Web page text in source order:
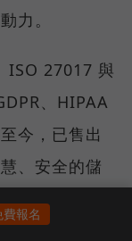
力。
ISO 27017 與
、HIPAA
今，已售出
、安全的儲
費報名